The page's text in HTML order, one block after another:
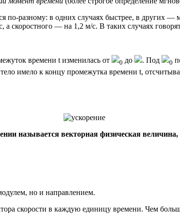
по-разному: в одних случаях быстрее, в других
скоростного — на 1,2 м/с. В таких случаях
времени t изменилась от 0 до . Под 0
имело к концу промежутка времени t,
называется векторная физическая
но и направлением.
скорости в каждую единицу времени. Чем